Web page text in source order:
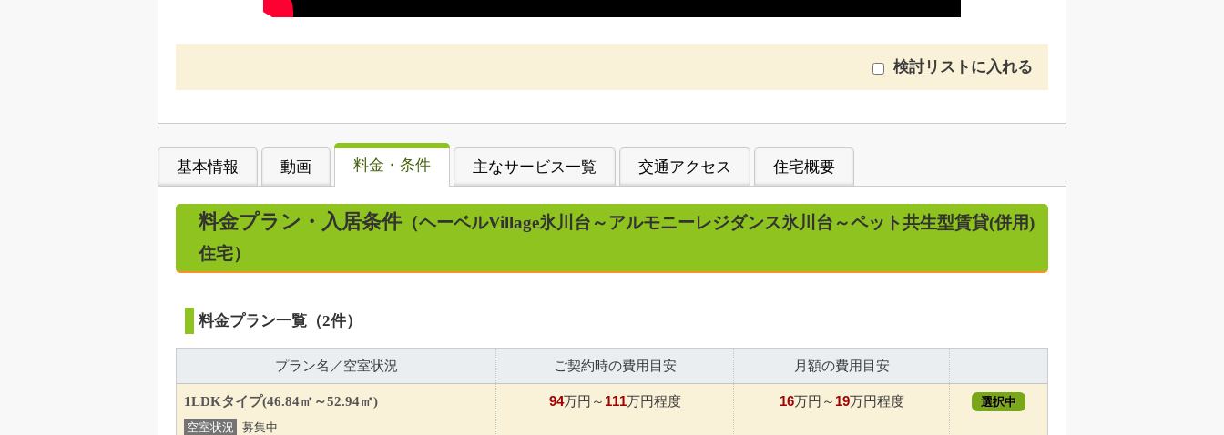
検討リストに入れる
基本情報 動画 料金・条件 主なサービス一覧 交通アクセス 住宅概要
料金プラン・入居条件 （ヘーベルVillage氷川台～アルモニーレジダンス氷川台～ペット共生型賃貸(併用)
住宅）
料金プラン一覧（2件）
プラン名／空室状況 ご契約時の費用目安 月額の費用目安
1LDKタイプ(46.84㎡～52.94㎡)
空室状況 募集中
94万円～ 111万円程度 16万円～ 19万円程度 選択中